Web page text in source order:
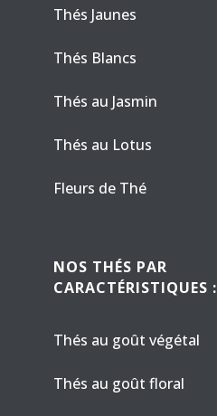
Thés Jaunes
Thés Blancs
Thés au Jasmin
Thés au Lotus
Fleurs de Thé
NOS THÉS PAR
CARACTÉRISTIQUES :
Thés au goût végétal
Thés au goût floral